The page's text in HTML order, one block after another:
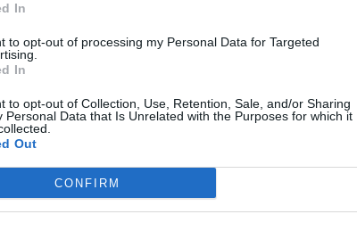
In
to opt-out of processing my Personal Data for Targeted
In
to opt-out of Collection, Use, Retention, Sale, and/or Sharing
Personal Data that Is Unrelated with the Purposes for which it
Out
CONFIRM